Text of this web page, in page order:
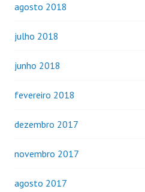
agosto 2018
julho 2018
junho 2018
fevereiro 2018
dezembro 2017
novembro 2017
agosto 2017